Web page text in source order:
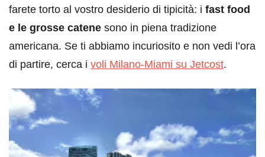
farete torto al vostro desiderio di tipicità: i fast food
e le grosse catene sono in piena tradizione
americana. Se ti abbiamo incuriosito e non vedi l’ora
di partire, cerca i voli Milano-Miami su Jetcost.